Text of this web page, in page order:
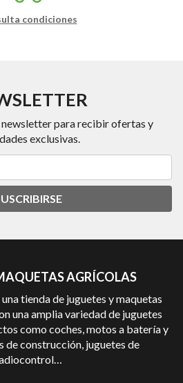
condiciones
para recibir ofertas y
exclusivas.
AGRÍCOLAS
tienda de juguetes y maquetas
una amplia variedad de juguetes
como coches, motos a batería y
de construcción, juguetes de